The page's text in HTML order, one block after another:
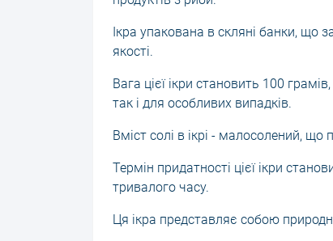
Ікра упакована в скляні банки, що
якості.
Вага цієї ікри становить 100
так і для особливих випадків.
Вміст солі в ікрі - малосолений, що
Термін придатності цієї ікри
тривалого часу.
Ця ікра представляє собою